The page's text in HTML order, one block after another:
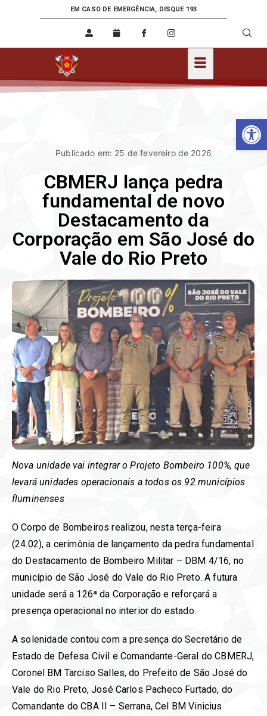
EM CASO DE EMERGÊNCIA, DISQUE 193
Publicado em: 25 de fevereiro de 2026
CBMERJ lança pedra
fundamental de novo
Destacamento da
Corporação em São José do
Vale do Rio Preto
Nova unidade vai integrar o Projeto Bombeiro 100%, que
levará unidades operacionais a todos os 92 municípios
fluminenses
O Corpo de Bombeiros realizou, nesta terça-feira
(24.02), a cerimônia de lançamento da pedra fundamental
do Destacamento de Bombeiro Militar – DBM 4/16, no
município de São José do Vale do Rio Preto. A futura
unidade será a 126ª da Corporação e reforçará a
presença operacional no interior do estado.
A solenidade contou com a presença do Secretário de
Estado de Defesa Civil e Comandante-Geral do CBMERJ,
Coronel BM Tarciso Salles, do Prefeito de São José do
Vale do Rio Preto, José Carlos Pacheco Furtado, do
Comandante do CBA II – Serrana, Cel BM Vinicius